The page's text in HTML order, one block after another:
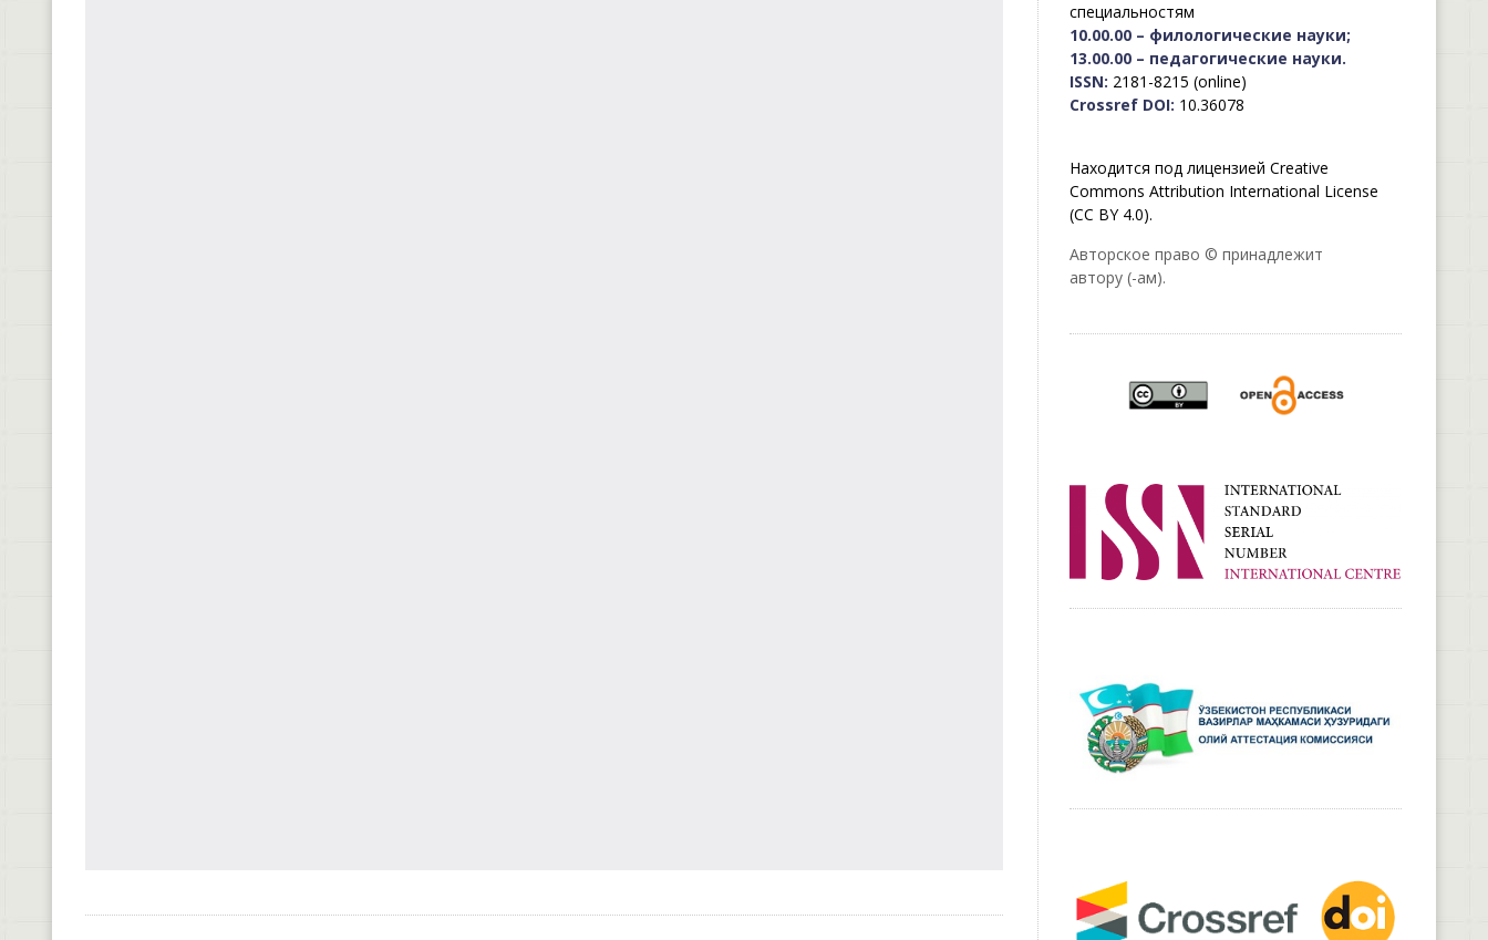
специальностям
10.00.00 – филологические науки;
13.00.00 – педагогические науки.
ISSN: 2181-8215 (online)
Crossref DOI: 10.36078
Находится под лицензией Creative
Commons Attribution International License
(CC BY 4.0).
Авторское право © принадлежит
автору (-ам).